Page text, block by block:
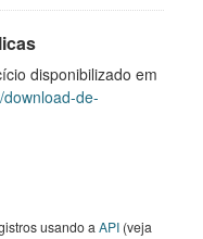
disponibilizado em
de-
usando a API (veja